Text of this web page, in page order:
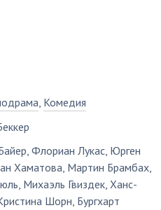
, Комедия
,Флориан Лукас, Юрген
Хаматова, Мартин Брамбах,
, Михаэль Гвиздек,Ханс-
Шорн, Бургхарт